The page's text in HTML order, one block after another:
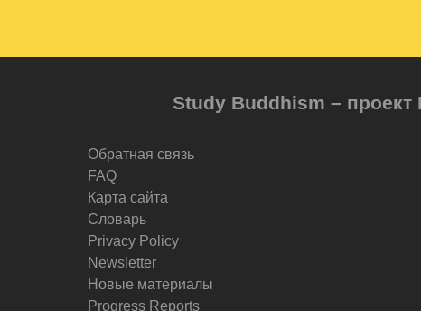
Study Buddhism –
Обратная связь
FAQ
Карта сайта
Словарь
Privacy Policy
Newsletter
Новые материалы
Progress Reports